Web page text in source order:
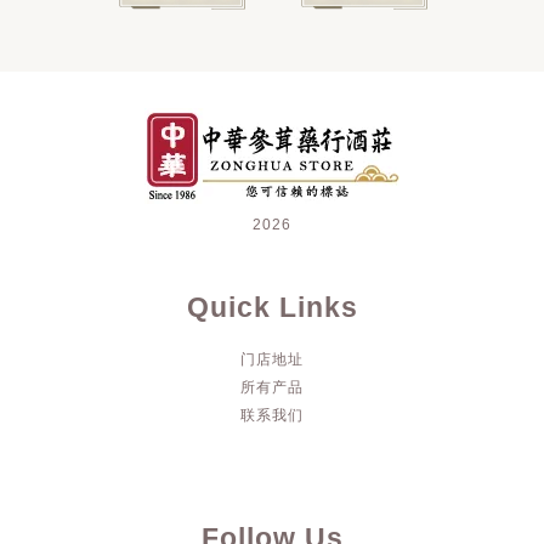
2026
Quick Links
门店地址
所有产品
联系我们